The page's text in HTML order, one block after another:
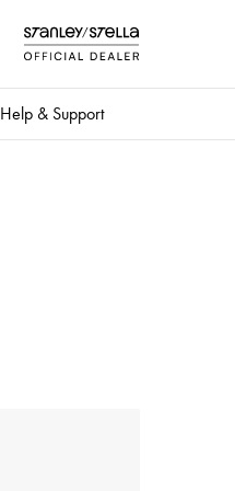
Help & Support